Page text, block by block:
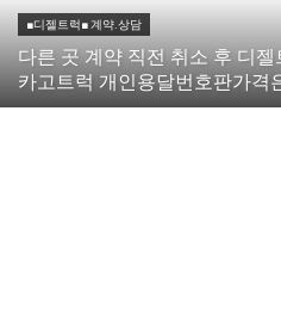
■디젤트럭■ 계약.상담
다른 곳 계약 직전 취소 후 디
카고트럭 개인용달번호판가격